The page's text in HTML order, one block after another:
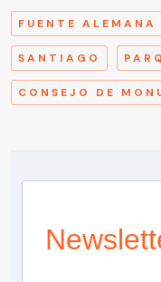
FUENTE ALEMANA
SANTIAGO
CONSEJO DE